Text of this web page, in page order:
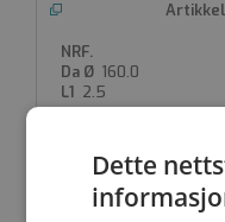
160.0
2.5
Dette